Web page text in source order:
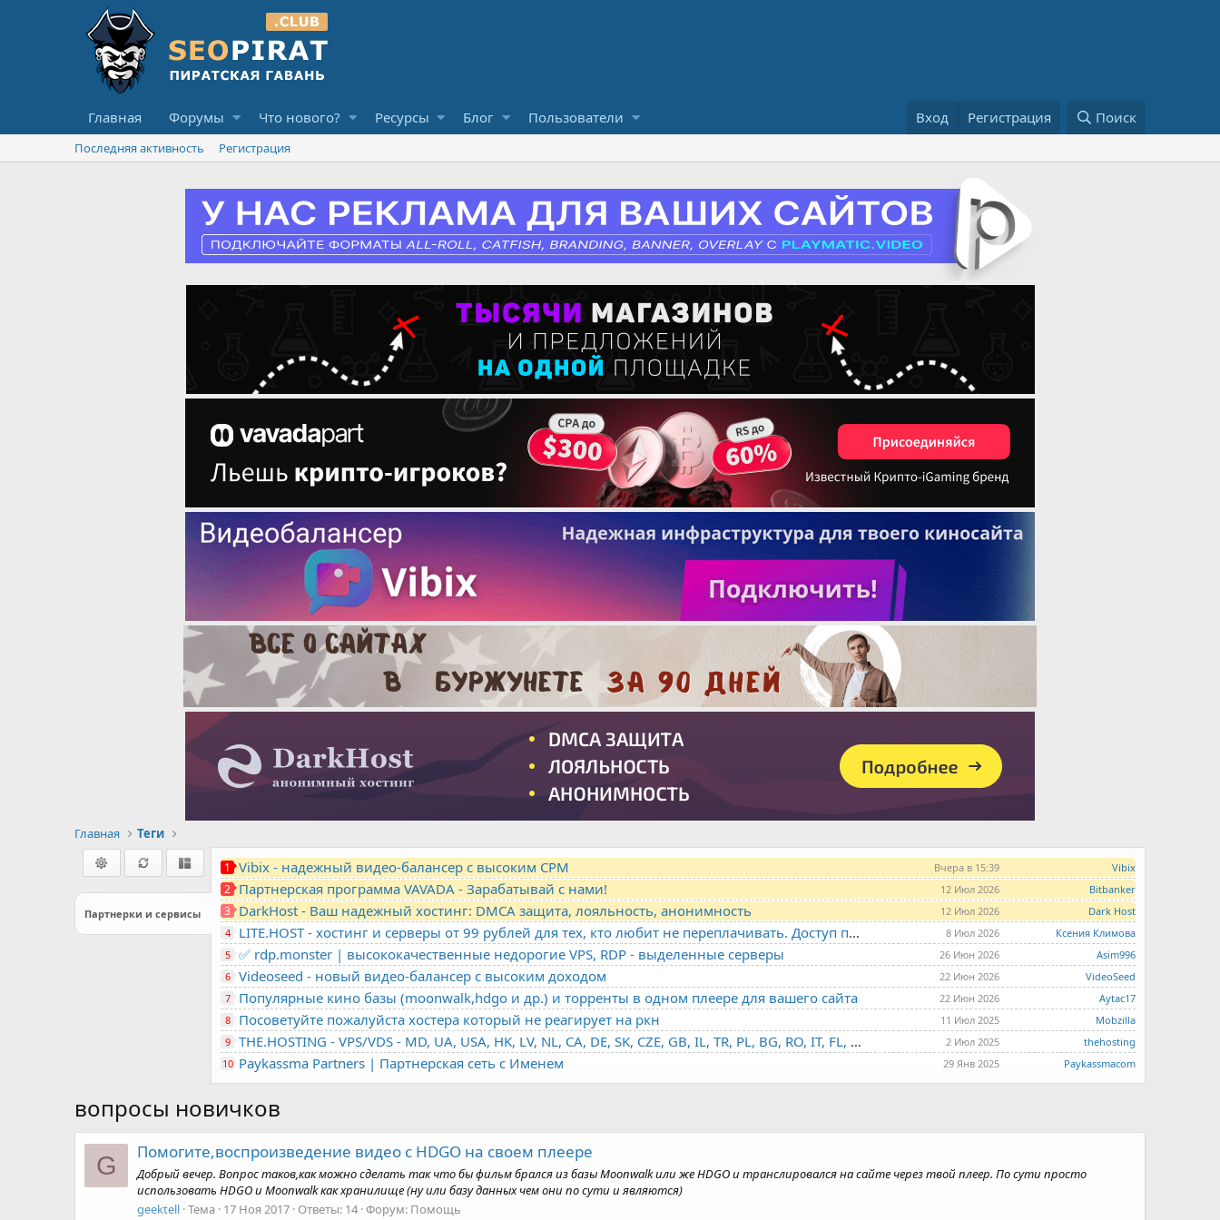
Главная Форумы Что нового? Ресурсы Блог Пользователи Вход Регистрация Поиск
Последняя активность Регистрация
Главная Теги
Партнерки и сервисы
1 Vibix - надежный видео-балансер с высоким CPM Вчера в 15:39 Vibix
2 Партнерская программа VAVADA - Зарабатывай с нами! 12 Июл 2026 Bitbanker
3 DarkHost - Ваш надежный хостинг: DMCA защита, лояльность, анонимность 12 Июл 2026
Dark Host
4
LITE.HOST - хостинг и серверы от 99 рублей для тех, кто любит не переплачивать. Доступ по SSH, поддержка PHP, GIT, COMPOSER, сертификаты Let's Encrypt 8 Июл 2026
Ксения Климова
5
✅ rdp.monster | высококачественные недорогие VPS, RDP - выделенные серверы 26 Июн 2026
Asim996
6
Videoseed - новый видео-балансер с высоким доходом 22 Июн 2026
VideoSeed
7
Популярные кино базы (moonwalk,hdgo и др.) и торренты в одном плеере для вашего сайта 22 Июн 2026
Aytac17
8
Посоветуйте пожалуйста хостера который не реагирует на ркн 11 Июл 2025
Mobzilla
9
THE.HOSTING - VPS/VDS - MD, UA, USA, HK, LV, NL, CA, DE, SK, CZE, GB, IL, TR, PL, BG, RO, IT, FL, HU, PT. 2 Июл 2025
thehosting
10 Paykassma Partners | Партнерская сеть с Именем 29 Янв 2025 Paykassmacom
вопросы новичков
G Помогите,воспроизведение видео с HDGO на своем плеере
Добрый вечер. Вопрос таков,как можно сделать так что бы фильм брался из базы Moonwalk или же HDGO и транслировался на сайте через твой плеер. По сути просто
использовать HDGO и Moonwalk как хранилище (ну или базу данных чем они по сути и являются)
geektell Тема 17 Ноя 2017 Ответы: 14 Форум: Помощь